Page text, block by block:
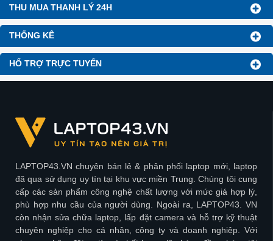
THU MUA THANH LÝ 24H
THỐNG KÊ
HỔ TRỢ TRỰC TUYẾN
LAPTOP43.VN chuyên bán lẻ & phân phối laptop mới, laptop
đã qua sử dụng uy tín tại khu vực miền Trung. Chúng tôi cung
cấp các sản phẩm công nghệ chất lượng với mức giá hợp lý,
phù hợp nhu cầu của người dùng. Ngoài ra, LAPTOP43. VN
còn nhận sửa chữa laptop, lấp đặt camera và hỗ trợ kỹ thuật
chuyên nghiệp cho cá nhân, công ty và doanh nghiệp. Với